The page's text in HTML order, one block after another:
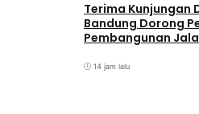
Terima Kunjungan
Bandung Dorong
Pembangunan
14 jam lalu